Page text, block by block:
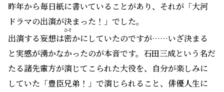
昨年から毎日紙に書いていることがあり、それが「大河
ドラマの出演が決まった！」でした。
出演する妄想は密
ひそ
かにしていたのですが……いざ決まる
と実感が湧かなかったのが本音です。石田三成という名だ
たる諸先輩方が演じてこられた大役を、自分が楽しみに
していた「豊臣兄弟！」で演じられること、俳優人生に